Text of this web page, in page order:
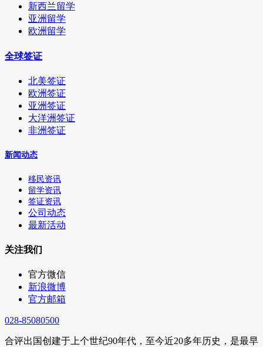
新西兰留学
亚洲留学
欧洲留学
全球签证
北美签证
欧洲签证
亚洲签证
大洋洲签证
非洲签证
新闻动态
移民资讯
留学资讯
签证资讯
公司动态
最新活动
关注我们
官方微信
新浪微博
官方邮箱
028-85080500
合评出国创建于上个世纪90年代，至今近20多年历史，是最早